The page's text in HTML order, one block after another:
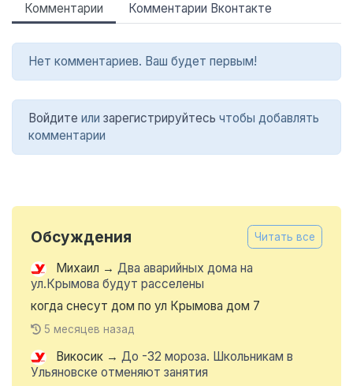
Комментарии Комментарии Вконтакте
Нет комментариев. Ваш будет первым!
Войдите или зарегистрируйтесь чтобы добавлять
комментарии
Обсуждения Читать все
Михаил → Два аварийных дома на
ул.Крымова будут расселены
когда снесут дом по ул Крымова дом 7
5 месяцев назад
Викосик → До -32 мороза. Школьникам в
Ульяновске отменяют занятия